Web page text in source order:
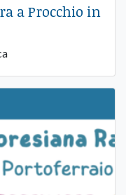
a Procchio in